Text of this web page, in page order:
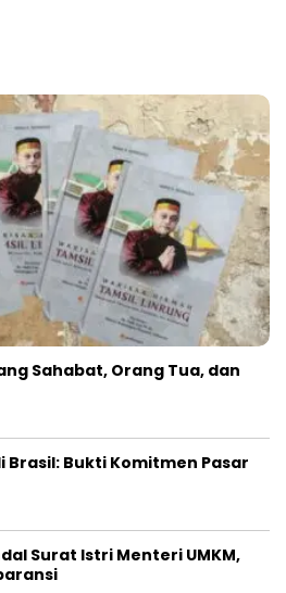
Sahabat, Orang Tua, dan
Brasil: Bukti Komitmen Pasar
Surat Istri Menteri UMKM,